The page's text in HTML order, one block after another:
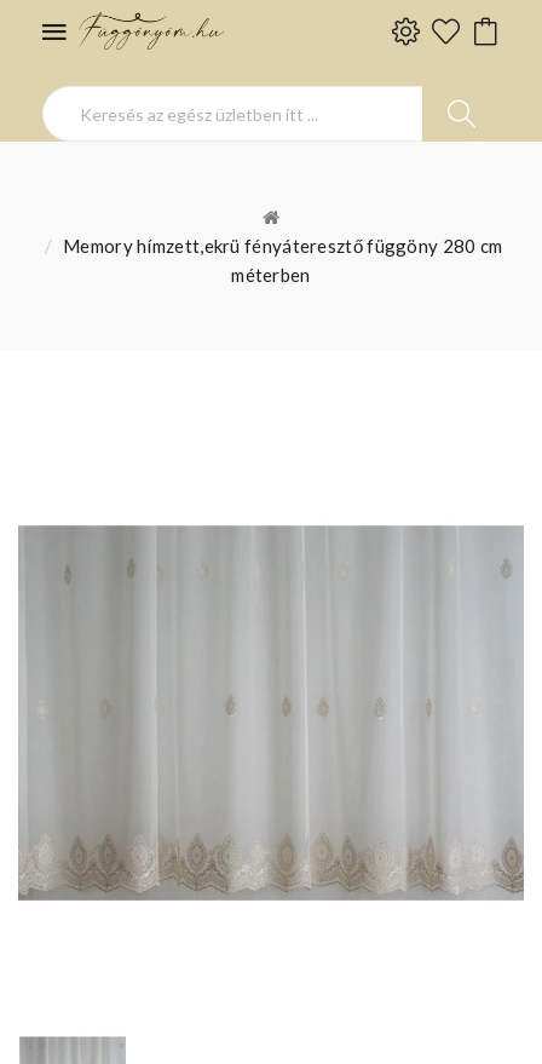
Memory hímzett,ekrü fényáteresztő függöny 280 cm
méterben